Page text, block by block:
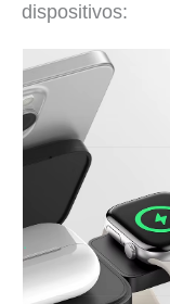
dispositivos: